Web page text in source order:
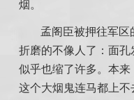
烟。
孟阁臣被押往军
折磨的不像人了：面
似乎也缩了许多。本
这个大烟鬼连马都上